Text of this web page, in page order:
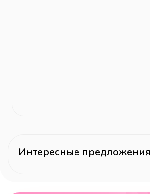
Интересные предложения